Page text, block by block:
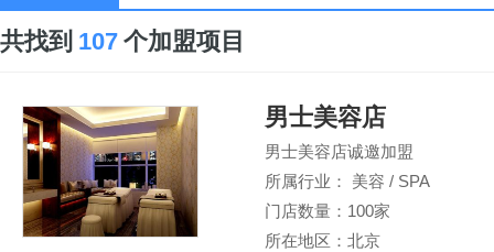
共找到 107 个加盟项目
男士美容店
男士美容店诚邀加盟
所属行业： 美容 / SPA
门店数量：100家
所在地区：北京